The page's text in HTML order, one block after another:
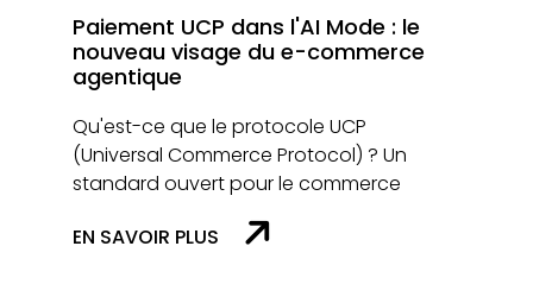
Paiement UCP dans l'AI Mode : le
nouveau visage du e-commerce
agentique
Qu'est-ce que le protocole UCP
(Universal Commerce Protocol) ? Un
standard ouvert pour le commerce
EN SAVOIR PLUS